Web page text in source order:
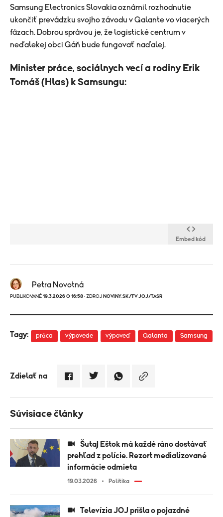
Samsung Electronics Slovakia oznámil rozhodnutie
ukončiť prevádzku svojho závodu v Galante vo viacerých
fázach. Dobrou správou je, že logistické centrum v
neďalekej obci Gáň bude fungovať naďalej.
Minister práce, sociálnych vecí a rodiny Erik
Tomáš (Hlas) k Samsungu:
Embed kód
Petra Novotná
PUBLIKOVANÉ 19.3.2026 O 16:58 · ZDROJ NOVINY.SK/TV JOJ/TASR
Tagy: práca výpovede výpoveď Galanta Samsung
Zdielať na
Súvisiace články
prehľad z polície. Rezort medializované
informácie odmieta
19.03.2026 Politika